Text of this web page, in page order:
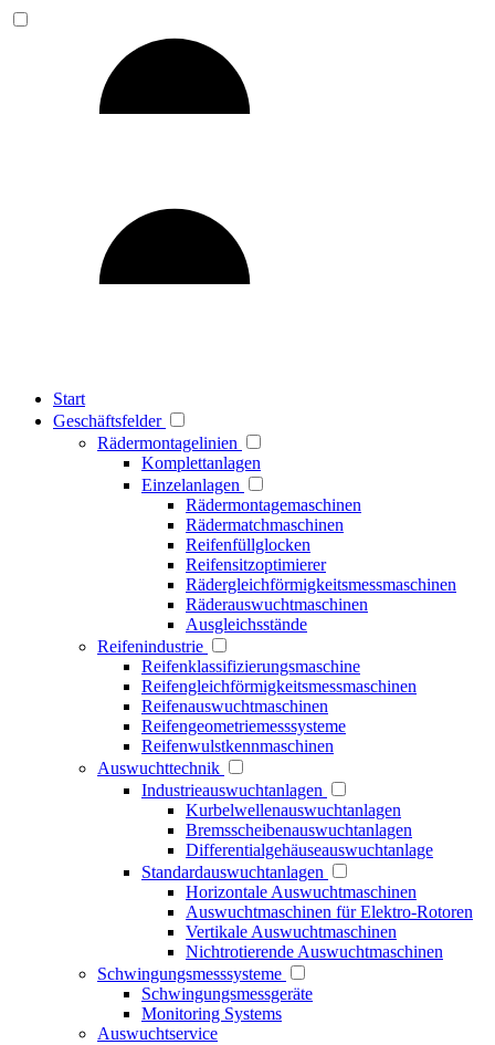
Start
Geschäftsfelder
Rädermontagelinien
Komplettanlagen
Einzelanlagen
Rädermontagemaschinen
Rädermatchmaschinen
Reifenfüllglocken
Reifensitzoptimierer
Rädergleichförmigkeitsmessmaschinen
Räderauswuchtmaschinen
Ausgleichsstände
Reifenindustrie
Reifenklassifizierungsmaschine
Reifengleichförmigkeitsmessmaschinen
Reifenauswuchtmaschinen
Reifengeometriemesssysteme
Reifenwulstkennmaschinen
Auswuchttechnik
Industrieauswuchtanlagen
Kurbelwellenauswuchtanlagen
Bremsscheibenauswuchtanlagen
Differentialgehäuseauswuchtanlage
Standardauswuchtanlagen
Horizontale Auswuchtmaschinen
Auswuchtmaschinen für Elektro-Rotoren
Vertikale Auswuchtmaschinen
Nichtrotierende Auswuchtmaschinen
Schwingungsmesssysteme
Schwingungsmessgeräte
Monitoring Systems
Auswuchtservice